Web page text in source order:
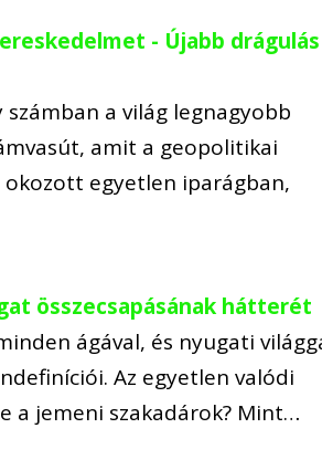
- Újabb drágulás
a világ legnagyobb
amit a geopolitikai
okozott egyetlen iparágban,
összecsapásának hátterét
ágával, és nyugati
Az egyetlen valódi
a jemeni szakadárok? Mint…